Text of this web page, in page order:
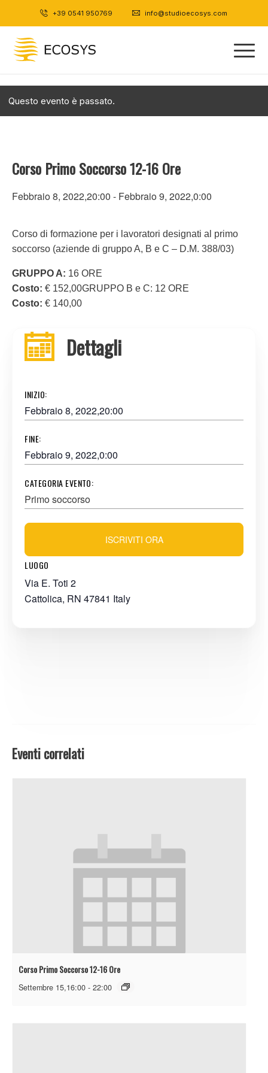
+39 0541 950769 info@studioecosys.com
Questo evento è passato.
Corso Primo Soccorso 12-16 Ore
Febbraio 8, 2022,20:00 - Febbraio 9, 2022,0:00
Corso di formazione per i lavoratori designati al primo
soccorso (aziende di gruppo A, B e C – D.M. 388/03)
GRUPPO A: 16 ORE
Costo: € 152,00GRUPPO B e C: 12 ORE
Costo: € 140,00
Dettagli
INIZIO:
Febbraio 8, 2022,20:00
FINE:
Febbraio 9, 2022,0:00
CATEGORIA EVENTO:
Primo soccorso
LUOGO
Via E. Toti 2
Cattolica, RN 47841 Italy
ISCRIVITI ORA
Eventi correlati
Corso Primo Soccorso 12-16 Ore
Settembre 15,16:00 - 22:00